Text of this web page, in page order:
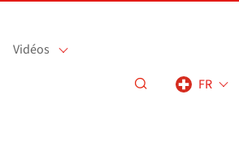
Vidéos
FR